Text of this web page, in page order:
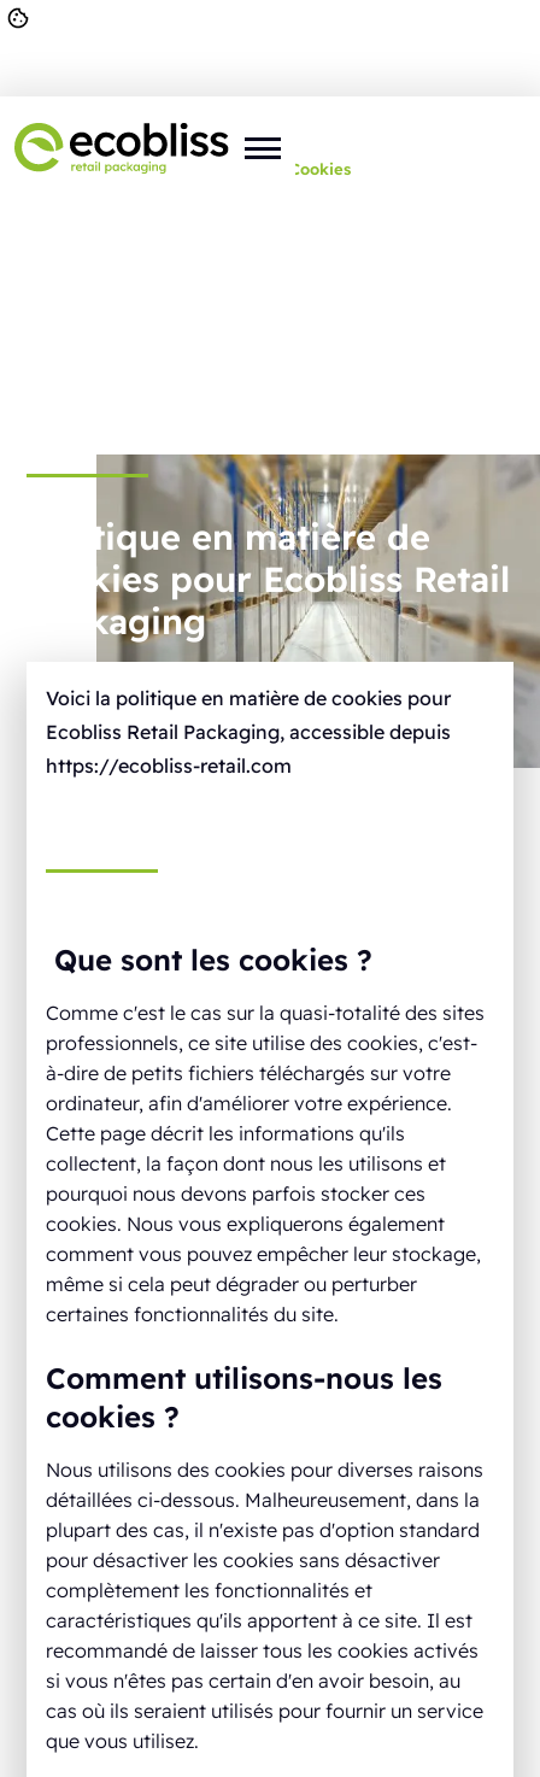
Vous êtes ici : Accueil Cookies
Politique en matière de
cookies pour Ecobliss Retail
Packaging
Voici la politique en matière de cookies pour
Ecobliss Retail Packaging, accessible depuis
https://ecobliss-retail.com
Que sont les cookies ?
Comme c'est le cas sur la quasi-totalité des sites
professionnels, ce site utilise des cookies, c'est-
à-dire de petits fichiers téléchargés sur votre
ordinateur, afin d'améliorer votre expérience.
Cette page décrit les informations qu'ils
collectent, la façon dont nous les utilisons et
pourquoi nous devons parfois stocker ces
cookies. Nous vous expliquerons également
comment vous pouvez empêcher leur stockage,
même si cela peut dégrader ou perturber
certaines fonctionnalités du site.
Comment utilisons-nous les
cookies ?
Nous utilisons des cookies pour diverses raisons
détaillées ci-dessous. Malheureusement, dans la
plupart des cas, il n'existe pas d'option standard
pour désactiver les cookies sans désactiver
complètement les fonctionnalités et
caractéristiques qu'ils apportent à ce site. Il est
recommandé de laisser tous les cookies activés
si vous n'êtes pas certain d'en avoir besoin, au
cas où ils seraient utilisés pour fournir un service
que vous utilisez.